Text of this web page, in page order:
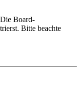
Board-
Bitte beachte